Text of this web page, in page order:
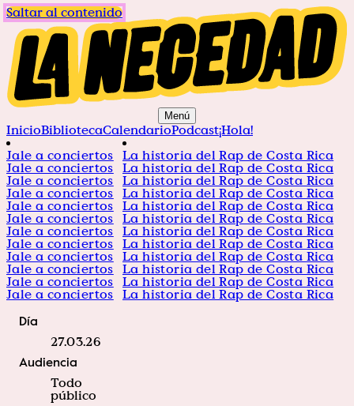
Saltar al contenido
Menú
InicioBibliotecaCalendarioPodcast¡Hola!
Jale a conciertos
Jale a conciertos
Jale a conciertos
Jale a conciertos
Jale a conciertos
Jale a conciertos
Jale a conciertos
Jale a conciertos
Jale a conciertos
Jale a conciertos
Jale a conciertos
Jale a conciertos
La historia del Rap de Costa Rica
La historia del Rap de Costa Rica
La historia del Rap de Costa Rica
La historia del Rap de Costa Rica
La historia del Rap de Costa Rica
La historia del Rap de Costa Rica
La historia del Rap de Costa Rica
La historia del Rap de Costa Rica
La historia del Rap de Costa Rica
La historia del Rap de Costa Rica
La historia del Rap de Costa Rica
La historia del Rap de Costa Rica
Día
27.03.26
Audiencia
Todo
público